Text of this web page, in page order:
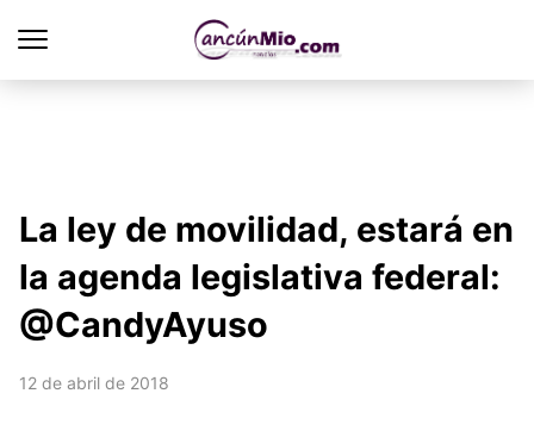
La ley de movilidad, estará en
la agenda legislativa federal:
@CandyAyuso
12 de abril de 2018